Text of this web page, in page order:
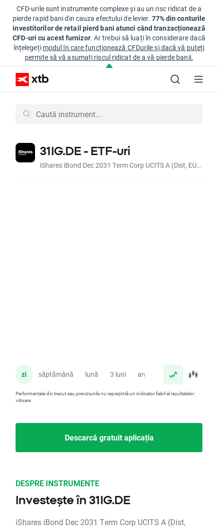
CFD-urile sunt instrumente complexe și au un risc ridicat de a
pierde rapid bani din cauza efectului de levier. 77% din conturile
investitorilor de retail pierd bani atunci când tranzacționează
CFD-uri cu acest furnizor. Ar trebui să luați în considerare dacă
înțelegeți modul în care funcționează CFDurile și dacă vă puteți
permite să vă asumați riscul ridicat de a vă pierde banii.
31IG.DE - ETF-uri
iShares iBond Dec 2031 Term Corp UCITS A (Dist, EUR)
zi săptămână lună 3 luni an
Performanțele din trecut sau previziunile nu reprezintă un indicator fiabil al rezultatelor
viitoare.
Descarcă gratuit aplicația
DESPRE INSTRUMENTE
Investește în 31IG.DE
iShares iBond Dec 2031 Term Corp UCITS A (Dist,